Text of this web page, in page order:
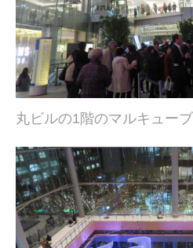
丸ビルの1階のマルキューブ